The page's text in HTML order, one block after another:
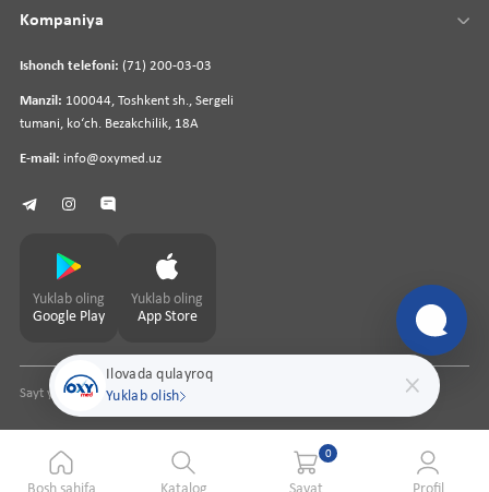
Ilovada qulayroq
Yuklab olish
Ishonch telefoni: (71) 200-03-03
Manzil: 100044, Toshkent sh., Sergeli
tumani, koʻch. Bezakchilik, 18A
E-mail: info@oxymed.uz
Kompaniya
Yuklab oling
Google Play
Yuklab oling
App Store
Sayt yaratuvchipharmit.uz
0